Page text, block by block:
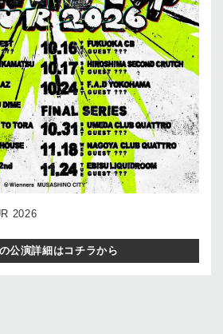
2026
公演詳細はコチラから